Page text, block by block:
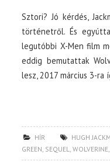
Sztori? Jó kérdés,
történetről. És
legutóbbi X-Men film
eddig bemutattak
lesz, 2017 március 3-ra
HÍR HUGH
GREEN, SEQUEL,WOLVERINE